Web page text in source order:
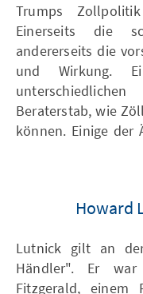
Trumps
Einerseits die
andererseits die
und Wirkung.
Beraterstab, wie
können. Einige der
Howard
Lutnick gilt an
Händler". Er war
Fitzgerald, einem